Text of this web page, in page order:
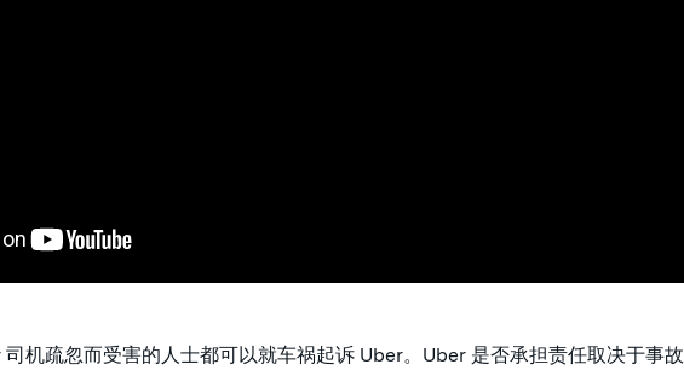
机疏忽而受害的人士都可以就车祸起诉 Uber。Uber 是否承担责任取决于事故